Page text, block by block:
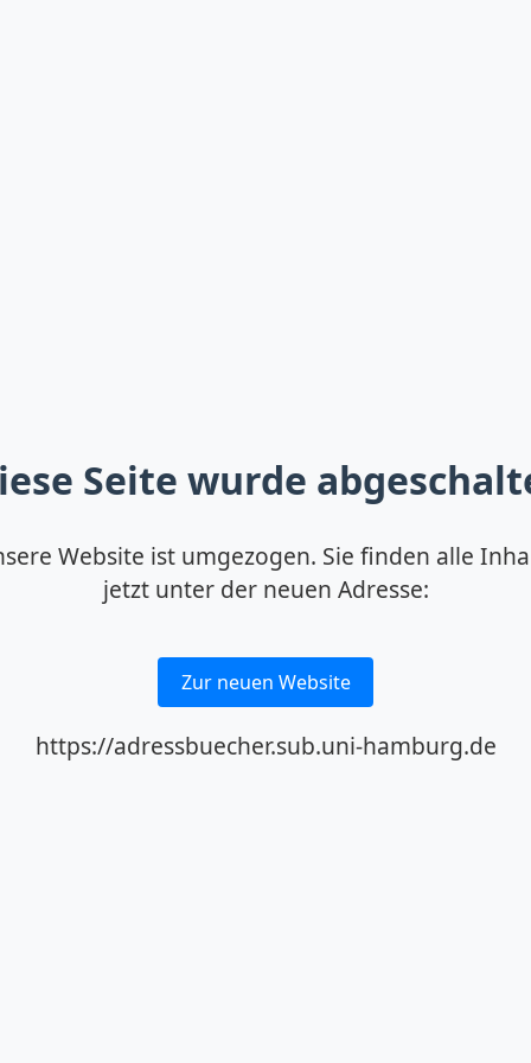
Seite wurde
Website ist umgezogen. Sie finden alle
jetzt unter der neuen Adresse:
Zur neuen Website
https://adressbuecher.sub.uni-hamburg.de